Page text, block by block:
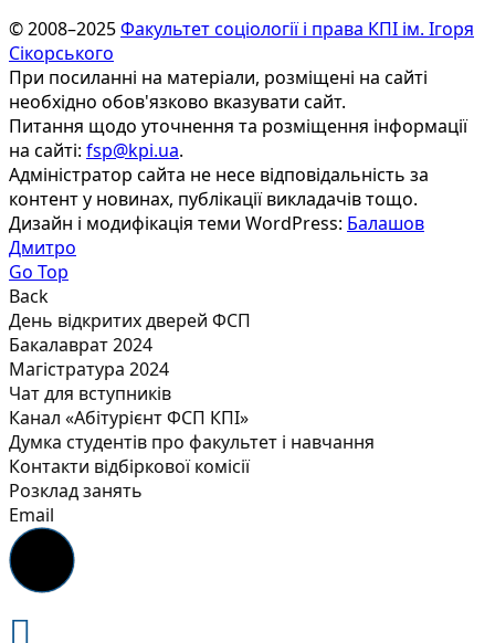
© 2008–2025Факультет соціології і права КПІ ім. Ігоря
Сікорського
При посиланні на матеріали, розміщені на сайті
необхідно обов'язково вказувати сайт.
Питання щодо уточнення та розміщення інформації
на сайті: fsp@kpi.ua.
Адміністратор сайта не несе відповідальність за
контент у новинах, публікації викладачів тощо.
Дизайн і модифікація теми WordPress: Балашов
Дмитро
Go Top
Back
День відкритих дверей ФСП
Бакалаврат 2024
Магістратура 2024
Чат для вступників
Канал «Абітурієнт ФСП КПІ»
Думка студентів про факультет і навчання
Контакти відбіркової комісії
Розклад занять
Email